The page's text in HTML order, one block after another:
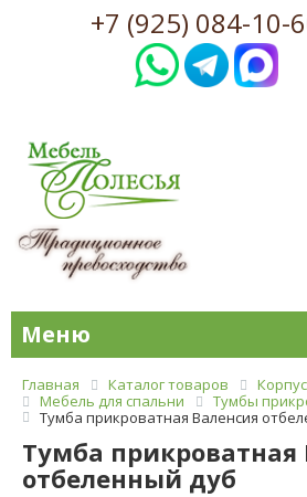
+7 (925) 084-10-
Меню
Главная Каталог товаров
Мебель для спальни
Тумбы
Тумба прикроватная Валенсия
Тумба прикроватная
отбеленный дуб